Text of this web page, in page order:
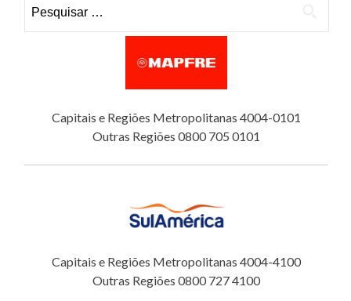
Capitais e Regiões Metropolitanas 4004-0101
Outras Regiões 0800 705 0101
Capitais e Regiões Metropolitanas 4004-4100
Outras Regiões 0800 727 4100